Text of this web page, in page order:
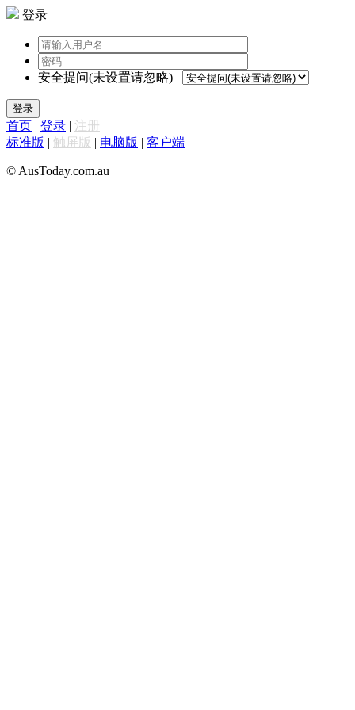
登录
安全提问(未设置请忽略)
登录
首页 | 登录 | 注册
标准版 | 触屏版 | 电脑版 | 客户端
© AusToday.com.au